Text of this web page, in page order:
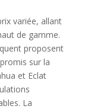
variée, allant
de gamme.
proposent
sur la
et Eclat
La